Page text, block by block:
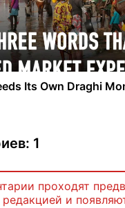
Its Own Draghi
1
проходят
и